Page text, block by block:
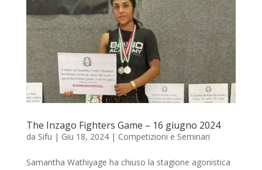
The Inzago Fighters Game – 16 giugno 2024
da Sifu | Giu 18, 2024| Competizioni e Seminari
Samantha Wathiyage ha chiuso la stagione agonistica